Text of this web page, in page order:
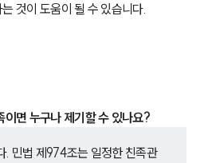
것이 도움이 될 수 있습니다.
면 누구나 제기할 수 있나요?
. 민법 제974조는 일정한 친족관